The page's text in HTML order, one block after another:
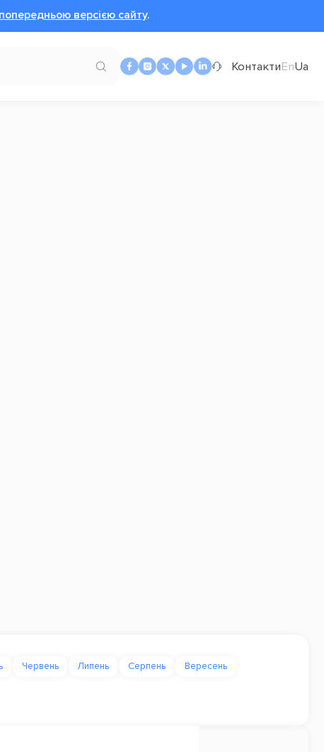
попередньою версією сайту.
КонтактиEnUa
Червень Липень Серпень Вересень